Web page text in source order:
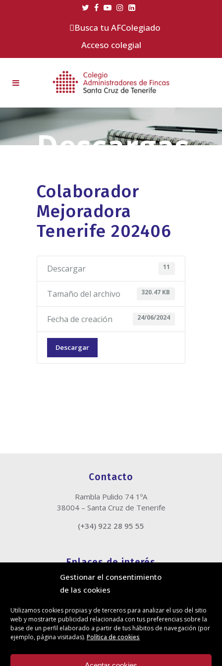
Gestionar el consentimiento
de las cookies
Utilizamos cookies propias y de terceros para analizar el uso del sitio
web y mostrarte publicidad relacionada con tus preferencias sobre la
base de un perfil elaborado a partir de tus hábitos de navegación (por
ejemplo, página visitadas). Política de cookies
Busca tu AFColegiado
Acceso colegial
Colaborador
Mejoradora
Tenerife 202406
Descargar 11
Tamaño del archivo 320.47 KB
Fecha de creación 24/06/2024
Descargar
Contacto
Rambla Pulido 74 1ºA
38004 – Santa Cruz de Tenerife
(+34) 922 28 95 55
Enlaces de interés
Política de cookies
Política de privacidad
Canal de denuncias
Protección de privacidad en redes sociales
Síguenos